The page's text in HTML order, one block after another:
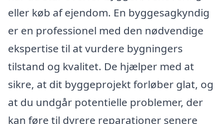
eller køb af ejendom. En byggesagkyndig
er en professionel med den nødvendige
ekspertise til at vurdere bygningers
tilstand og kvalitet. De hjælper med at
sikre, at dit byggeprojekt forløber glat, og
at du undgår potentielle problemer, der
kan føre til dyrere reparationer senere